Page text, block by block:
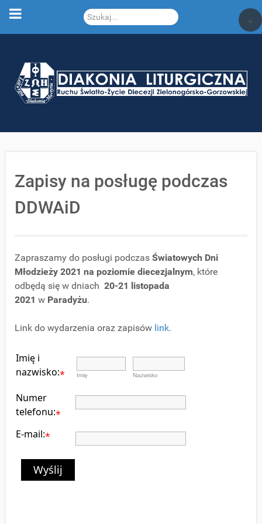
Szukaj...
Zapisy na posługę podczas
DDWAiD
Zapraszamy do posługi podczas Światowych Dni
Młodzieży 2021 na poziomie diecezjalnym, które
odbędą się w dniach 20-21 listopada
2021 w Paradyżu.
Link do wydarzenia oraz zapisów link.
Imię i
nazwisko:* Imię Nazwisko
Numer
telefonu:*
E-mail:*
Wyślij
+